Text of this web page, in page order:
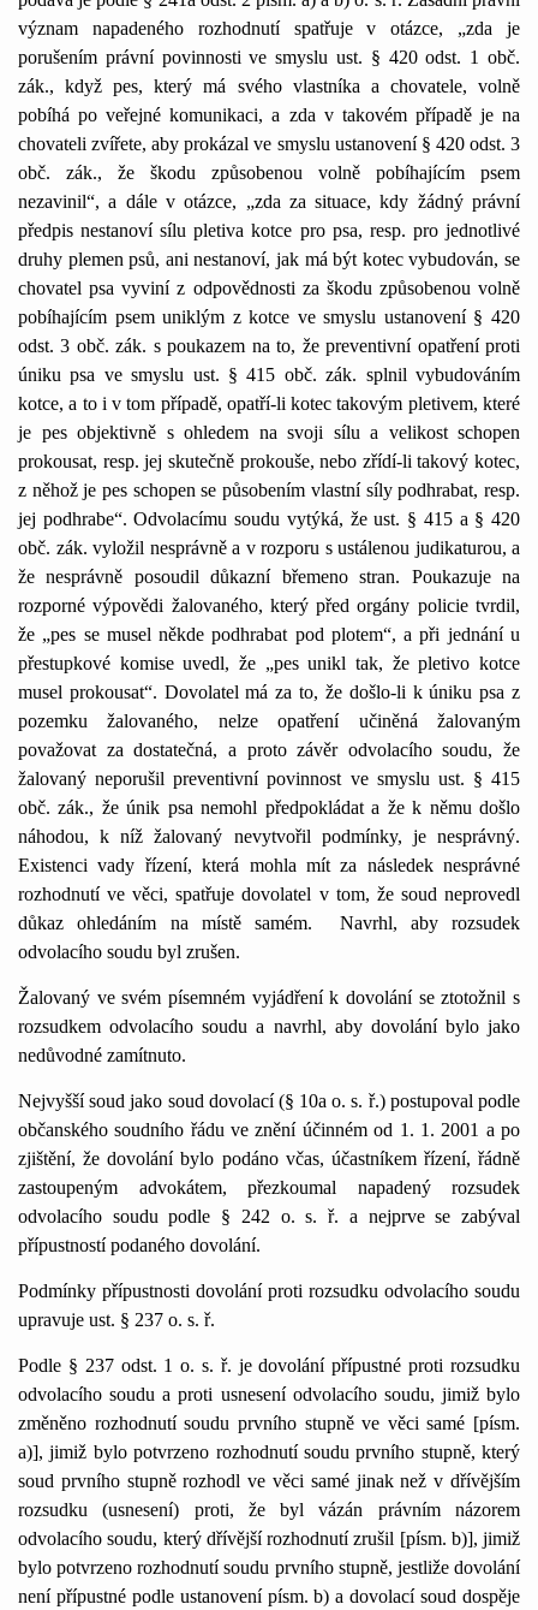
význam napadeného rozhodnutí spatřuje v otázce, „zda je
porušením právní povinnosti ve smyslu ust. § 420 odst. 1 obč.
zák., když pes, který má svého vlastníka a chovatele, volně
pobíhá po veřejné komunikaci, a zda v takovém případě je na
chovateli zvířete, aby prokázal ve smyslu ustanovení § 420 odst. 3
obč. zák., že škodu způsobenou volně pobíhajícím psem
nezavinil“, a dále v otázce, „zda za situace, kdy žádný právní
předpis nestanoví sílu pletiva kotce pro psa, resp. pro jednotlivé
druhy plemen psů, ani nestanoví, jak má být kotec vybudován, se
chovatel psa vyviní z odpovědnosti za škodu způsobenou volně
pobíhajícím psem uniklým z kotce ve smyslu ustanovení § 420
odst. 3 obč. zák. s poukazem na to, že preventivní opatření proti
úniku psa ve smyslu ust. § 415 obč. zák. splnil vybudováním
kotce, a to i v tom případě, opatří-li kotec takovým pletivem, které
je pes objektivně s ohledem na svoji sílu a velikost schopen
prokousat, resp. jej skutečně prokouše, nebo zřídí-li takový kotec,
z něhož je pes schopen se působením vlastní síly podhrabat, resp.
jej podhrabe“. Odvolacímu soudu vytýká, že ust. § 415 a § 420
obč. zák. vyložil nesprávně a v rozporu s ustálenou judikaturou, a
že nesprávně posoudil důkazní břemeno stran. Poukazuje na
rozporné výpovědi žalovaného, který před orgány policie tvrdil,
že „pes se musel někde podhrabat pod plotem“, a při jednání u
přestupkové komise uvedl, že „pes unikl tak, že pletivo kotce
musel prokousat“. Dovolatel má za to, že došlo-li k úniku psa z
pozemku žalovaného, nelze opatření učiněná žalovaným
považovat za dostatečná, a proto závěr odvolacího soudu, že
žalovaný neporušil preventivní povinnost ve smyslu ust. § 415
obč. zák., že únik psa nemohl předpokládat a že k němu došlo
náhodou, k níž žalovaný nevytvořil podmínky, je nesprávný.
Existenci vady řízení, která mohla mít za následek nesprávné
rozhodnutí ve věci, spatřuje dovolatel v tom, že soud neprovedl
důkaz ohledáním na místě samém.
Navrhl, aby rozsudek
odvolacího soudu byl zrušen.
Žalovaný ve svém písemném vyjádření k dovolání se ztotožnil s
rozsudkem odvolacího soudu a navrhl, aby dovolání bylo jako
nedůvodné zamítnuto.
Nejvyšší soud jako soud dovolací (§ 10a o. s. ř.) postupoval podle
občanského soudního řádu ve znění účinném od 1. 1. 2001 a po
zjištění, že dovolání bylo podáno včas, účastníkem řízení, řádně
zastoupeným advokátem, přezkoumal napadený rozsudek
odvolacího soudu podle § 242 o. s. ř. a nejprve se zabýval
přípustností podaného dovolání.
Podmínky přípustnosti dovolání proti rozsudku odvolacího soudu
upravuje ust. § 237 o. s. ř.
Podle § 237 odst. 1 o. s. ř. je dovolání přípustné proti rozsudku
odvolacího soudu a proti usnesení odvolacího soudu, jimiž bylo
změněno rozhodnutí soudu prvního stupně ve věci samé [písm.
a)], jimiž bylo potvrzeno rozhodnutí soudu prvního stupně, který
soud prvního stupně rozhodl ve věci samé jinak než v dřívějším
rozsudku (usnesení) proti, že byl vázán právním názorem
odvolacího soudu, který dřívější rozhodnutí zrušil [písm. b)], jimiž
bylo potvrzeno rozhodnutí soudu prvního stupně, jestliže dovolání
není přípustné podle ustanovení písm. b) a dovolací soud dospěje